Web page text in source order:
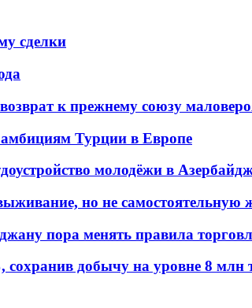
сделки
к прежнему союзу
амбициям Турции в Европе
молодёжи в
но не самостоятельную
пора менять правила
добычу на уровне 8 млн